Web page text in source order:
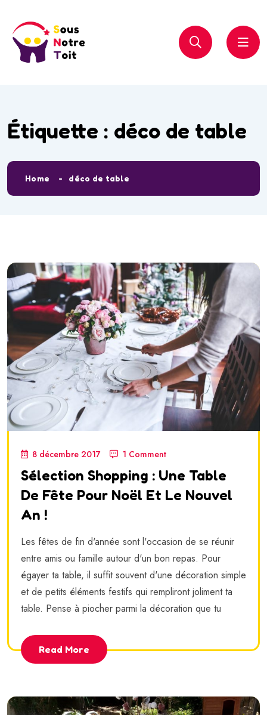
Étiquette : déco de table
Home déco de table
8 décembre 2017 1 Comment
Sélection Shopping : Une Table
De Fête Pour Noël Et Le Nouvel
An !
Les fêtes de fin d'année sont l'occasion de se réunir
entre amis ou famille autour d'un bon repas. Pour
égayer ta table, il suffit souvent d'une décoration simple
et de petits éléments festifs qui rempliront joliment ta
table. Pense à piocher parmi la décoration que tu
Read More